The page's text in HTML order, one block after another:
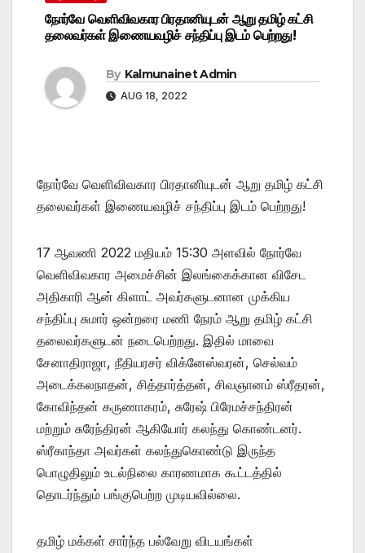
நோர்வே வெளிவிவகார பிரதானியுடன் ஆறு தமிழ் கட்சி
தலைவர்கள் இணையவழிச் சந்திப்பு இடம் பெற்றது!
By Kalmunainet Admin
AUG 18, 2022
நோர்வே வெளிவிவகார பிரதானியுடன் ஆறு தமிழ் கட்சி
தலைவர்கள் இணையவழிச் சந்திப்பு இடம் பெற்றது!
17 ஆவணி 2022 மதியம் 15:30 அளவில் நோர்வே
வெளிவிவகார அமைச்சின் இலங்கைக்கான விசேட
அதிகாரி ஆன் கிளாட் அவர்களுடனான முக்கிய
சந்திப்பு சுமார் ஒன்றரை மணி நேரம் ஆறு தமிழ் கட்சி
தலைவர்களுடன் நடைபெற்றது. இதில் மாவை
சேனாதிராஜா, நீதியரசர் விக்னேஸ்வரன், செல்வம்
அடைக்கலநாதன், சித்தார்த்தன், சிவஞானம் ஸ்ரீதரன்,
கோவிந்தன் கருணாகரம், சுரேஷ் பிரேமச்சந்திரன்
மற்றும் சுரேந்திரன் ஆகியோர் கலந்து கொண்டனர்.
ஸ்ரீகாந்தா அவர்கள் கலந்துகொண்டு இருந்த
பொழுதிலும் உடல்நிலை காரணமாக கூட்டத்தில்
தொடர்ந்தும் பங்குபெற்ற முடியவில்லை.
தமிழ் மக்கள் சார்ந்த பல்வேறு விடயங்கள்